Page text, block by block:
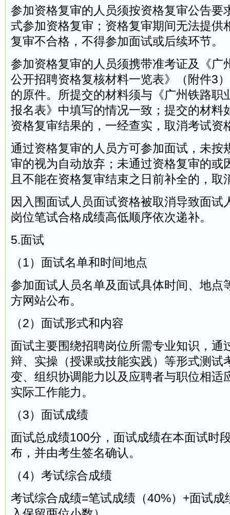
参加资格复审的人员须按资格复审公告要
式参加资格复审；资格复审期间无法提供
复审不合格，不得参加面试或后续环节。
参加资格复审的人员须携带准考证及《广
公开招聘资格复核材料一览表》（附件3
的原件。所提交的材料须与《广州铁路职
报名表》中填写的情况一致；提交的材料
资格复审结果的，一经查实，取消考试资
通过资格复审的人员方可参加面试，未按
审的视为自动放弃；未通过资格复审的或
且不能在资格复审结束之日前补全的，取
因入围面试人员面试资格被取消导致面试
岗位笔试合格成绩高低顺序依次递补。
5.面试
（1）面试名单和时间地点
参加面试人员名单及面试具体时间、地点
方网站公布。
（2）面试形式和内容
面试主要围绕招聘岗位所需专业知识，通
辩、实操（授课或技能实践）等形式测试
变、组织协调能力以及应聘者与职位相适
实际工作能力。
（3）面试成绩
面试总成绩100分，面试成绩在本面试时
布，并由考生签名确认。
（4）考试综合成绩
考试综合成绩=笔试成绩（40%）+面试成